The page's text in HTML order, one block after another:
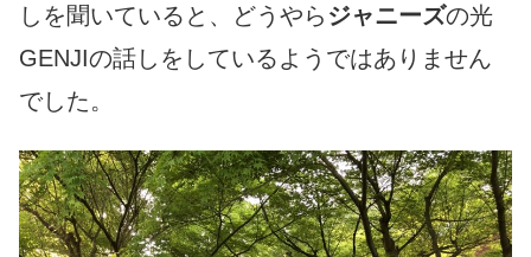
しを聞いていると、どうやら ジャニーズの光
GENJIの話しをしているようではありません
でした。